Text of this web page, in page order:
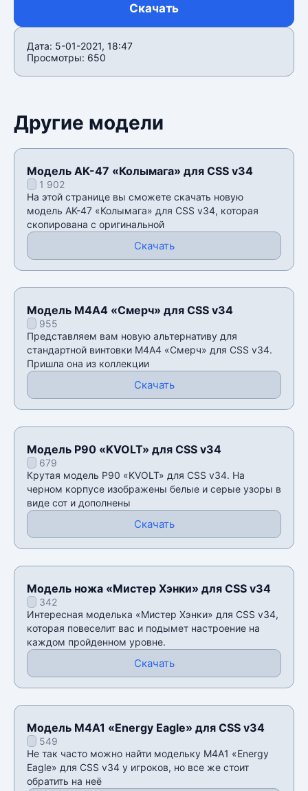
Скачать
Дата: 5-01-2021, 18:47
Просмотры: 650
Другие модели
Модель AK-47 «Колымага» для CSS v34
1 902
На этой странице вы сможете скачать новую
модель AK-47 «Колымага» для CSS v34, которая
скопирована с оригинальной
Скачать
Модель М4А4 «Смерч» для CSS v34
955
Представляем вам новую альтернативу для
стандартной винтовки М4А4 «Смерч» для CSS v34.
Пришла она из коллекции
Скачать
Модель P90 «KVOLT» для CSS v34
679
Крутая модель P90 «KVOLT» для CSS v34. На
черном корпусе изображены белые и серые узоры в
виде сот и дополнены
Скачать
Модель ножа «Мистер Хэнки» для CSS v34
342
Интересная моделька «Мистер Хэнки» для CSS v34,
которая повеселит вас и подымет настроение на
каждом пройденном уровне.
Скачать
Модель M4A1 «Energy Eagle» для CSS v34
549
Не так часто можно найти модельку M4A1 «Energy
Eagle» для CSS v34 у игроков, но все же стоит
обратить на неё